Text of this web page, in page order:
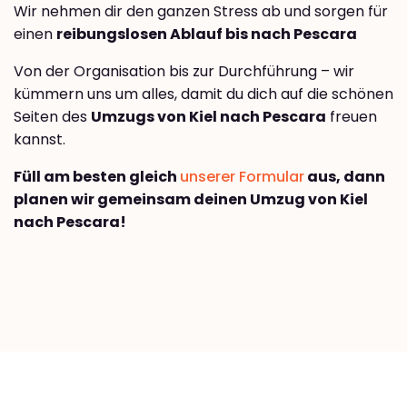
Wir nehmen dir den ganzen Stress ab und sorgen für
einen reibungslosen Ablauf bis nach Pescara
Von der Organisation bis zur Durchführung – wir
kümmern uns um alles, damit du dich auf die schönen
Seiten des Umzugs von Kiel nach Pescara freuen
kannst.
Füll am besten gleich unserer Formularaus, dann
planen wir gemeinsam deinen Umzug von Kiel
nach Pescara!